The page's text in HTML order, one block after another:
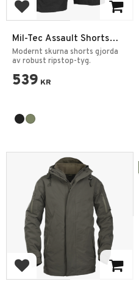
Lägg till i favoriter
Mil-Tec Assault Shorts
Ripstop
Modernt skurna shorts gjorda
av robust ripstop-tyg.
539 KR
Lägg till i favoriter